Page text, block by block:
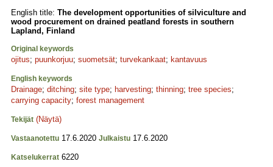
English title: The development opportunities of silviculture and
wood procurement on drained peatland forests in southern
Lapland, Finland
Original keywords
ojitus; puunkorjuu; suometsät; turvekankaat; kantavuus
English keywords
Drainage; ditching; site type; harvesting; thinning; tree species;
carrying capacity; forest management
Tekijät (Näytä)
Vastaanotettu 17.6.2020 Julkaistu 17.6.2020
Katselukerrat 6220